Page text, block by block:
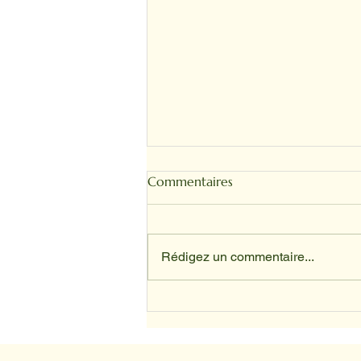
Commentaires
Rédigez un commentaire...